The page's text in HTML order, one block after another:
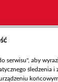
serwisu", aby
śledzenia i